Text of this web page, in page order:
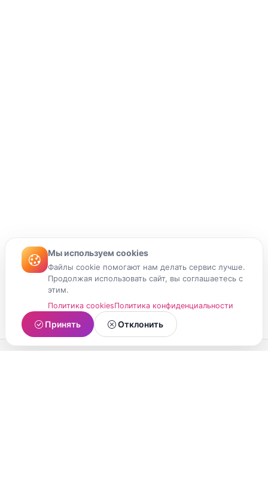
Мы используем cookies
Файлы cookie помогают нам делать сервис лучше.
Продолжая использовать сайт, вы соглашаетесь с
этим.
Политика cookiesПолитика конфиденциальности
Принять Отклонить